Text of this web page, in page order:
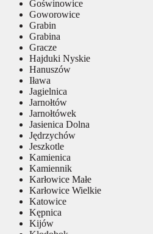
Goświnowice
Goworowice
Grabin
Grabina
Gracze
Hajduki Nyskie
Hanuszów
Iława
Jagielnica
Jarnołtów
Jarnołtówek
Jasienica Dolna
Jędrzychów
Jeszkotle
Kamienica
Kamiennik
Karłowice Małe
Karłowice Wielkie
Katowice
Kępnica
Kijów